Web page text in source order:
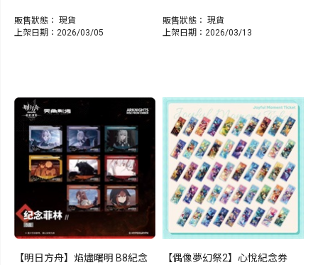
販售狀態： 現貨
上架日期：2026/03/05
販售狀態： 現貨
上架日期：2026/03/13
【明日方舟】焰燼曙明 B8紀念
【偶像夢幻祭2】心悅紀念券